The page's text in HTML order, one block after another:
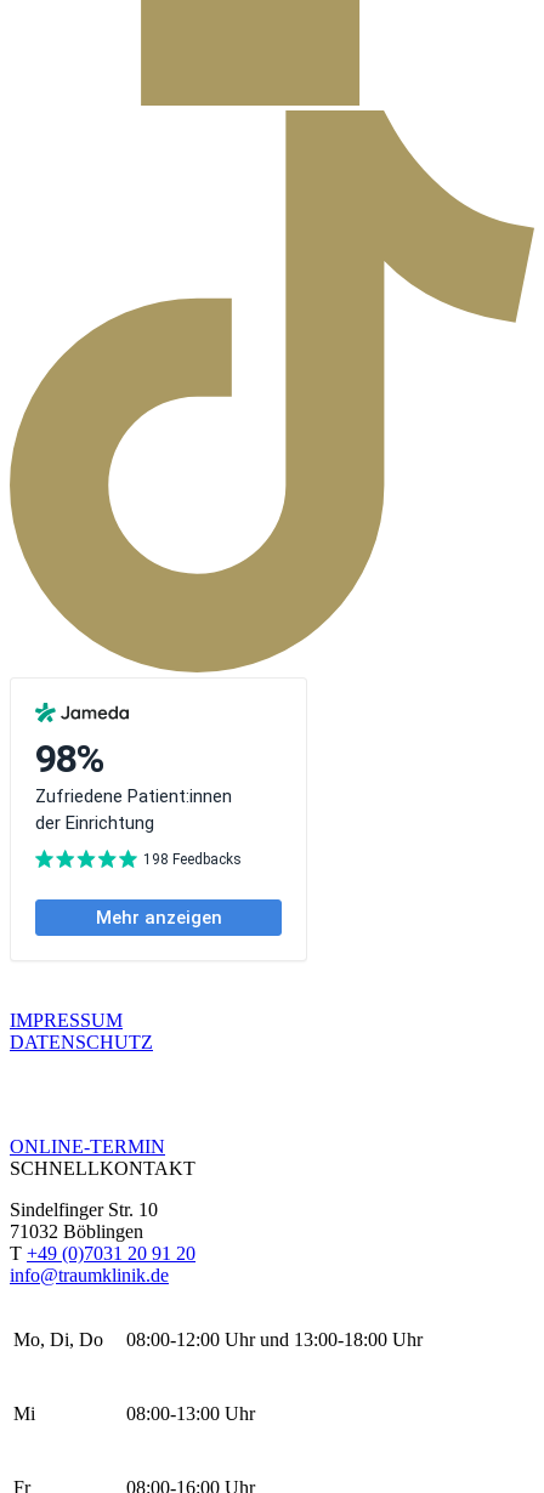
IMPRESSUM
DATENSCHUTZ
ONLINE-TERMIN
SCHNELLKONTAKT
Sindelfinger Str. 10
71032 Böblingen
T +49 (0)7031 20 91 20
info@traumklinik.de
Mo, Di, Do 08:00-12:00 Uhr und 13:00-18:00 Uhr
Mi 08:00-13:00 Uhr
Fr 08:00-16:00 Uhr